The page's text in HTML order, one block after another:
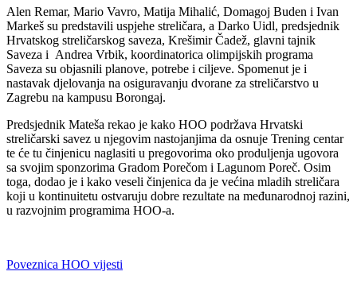
Alen Remar, Mario Vavro, Matija Mihalić, Domagoj Buden i Ivan
Markeš su predstavili uspjehe streličara, a Darko Uidl, predsjednik
Hrvatskog streličarskog saveza, Krešimir Čadež, glavni tajnik
Saveza i Andrea Vrbik, koordinatorica olimpijskih programa
Saveza su objasnili planove, potrebe i ciljeve. Spomenut je i
nastavak djelovanja na osiguravanju dvorane za streličarstvo u
Zagrebu na kampusu Borongaj.
Predsjednik Mateša rekao je kako HOO podržava Hrvatski
streličarski savez u njegovim nastojanjima da osnuje Trening centar
te će tu činjenicu naglasiti u pregovorima oko produljenja ugovora
sa svojim sponzorima Gradom Porečom i Lagunom Poreč. Osim
toga, dodao je i kako veseli činjenica da je većina mladih streličara
koji u kontinuitetu ostvaruju dobre rezultate na međunarodnoj razini,
u razvojnim programima HOO-a.
Poveznica HOO vijesti